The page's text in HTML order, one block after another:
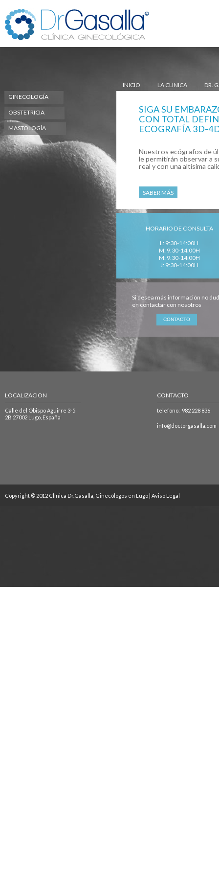
DR.
LA CLINICA
INICIO
GINECOLOGÍA
OBSTETRICIA
MASTOLOGÍA
SIGA SU
CON TOTAL
ECOGRAFÍA 3D-
Nuestros ecógrafos de
le permitirán observar a
real y con una altísima
SABER MÁS
HORARIO DE CONSULTA
L: 9:30-14:00H
M: 9:30-14:00H
M: 9:30-14:00H
J: 9:30-14:00H
Si desea más información no
en contactar con nosotros
LOCALIZACION
Calle del Obispo Aguirre 3-5
2B 27002 Lugo, España
CONTACTO
telefono: 982 228 836
info@doctorgasalla.com
Copyright © 2012 Clínica Dr.Gasalla, Ginecólogos en Lugo | Aviso Legal